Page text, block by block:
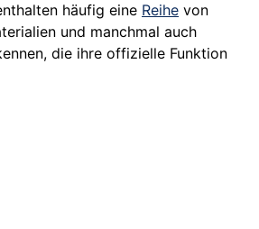
häufig eine Reihe von
und manchmal auch
die ihre offizielle Funktion